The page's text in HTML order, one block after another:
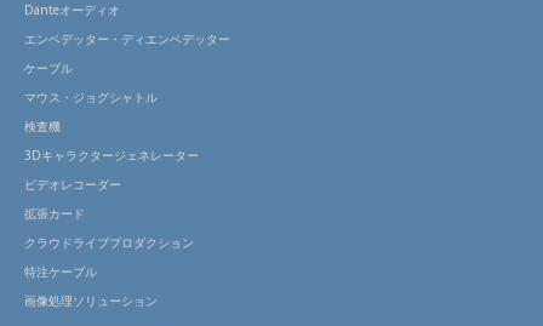
Danteオーディオ
エンベデッター・ディエンベデッター
ケーブル
マウス・ジョグシャトル
検査機
3Dキャラクタージェネレーター
ビデオレコーダー
拡張カード
クラウドライブプロダクション
特注ケーブル
画像処理ソリューション